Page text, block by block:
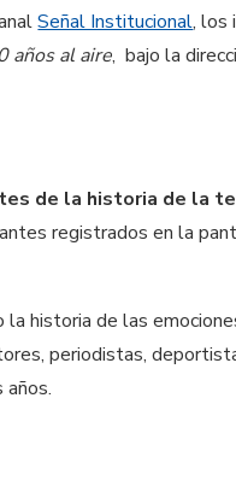
Señal Institucional, los
años al aire, bajo la
de la historia de la
registrados en la
historia de las
periodistas,